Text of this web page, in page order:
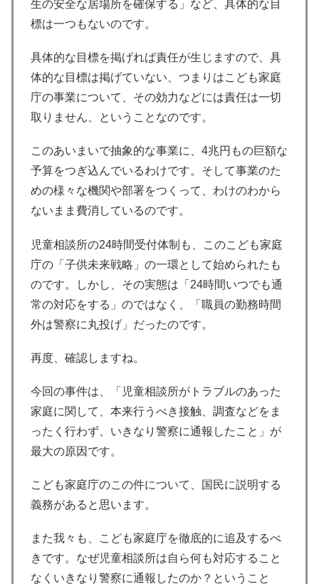
生の安全な居場所を確保する」など、具体的な目
標は一つもないのです。
具体的な目標を掲げれば責任が生じますので、具
体的な目標は掲げていない、つまりはこども家庭
庁の事業について、その効力などには責任は一切
取りません、ということなのです。
このあいまいで抽象的な事業に、4兆円もの巨額な
予算をつぎ込んでいるわけです。そして事業のた
めの様々な機関や部署をつくって、わけのわから
ないまま費消しているのです。
児童相談所の24時間受付体制も、このこども家庭
庁の「子供未来戦略」の一環として始められたも
のです。しかし、その実態は「24時間いつでも通
常の対応をする」のではなく、「職員の勤務時間
外は警察に丸投げ」だったのです。
再度、確認しますね。
今回の事件は、「児童相談所がトラブルのあった
家庭に関して、本来行うべき接触、調査などをま
ったく行わず、いきなり警察に通報したこと」が
最大の原因です。
こども家庭庁のこの件について、国民に説明する
義務があると思います。
また我々も、こども家庭庁を徹底的に追及するべ
きです。なぜ児童相談所は自ら何も対応すること
なくいきなり警察に通報したのか？ということ